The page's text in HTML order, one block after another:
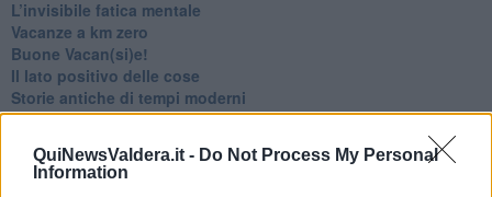
QuiNewsValdera.it - Do Not Process My Personal
Information
L’invisibile fatica mentale
Vacanze a km zero
​Buone Vacan(si)e!
​Il lato positivo delle cose
​Storie antiche di tempi moderni
​Quello che alle mamme non dicono
Homo imbecillis
​4 anni di Blog